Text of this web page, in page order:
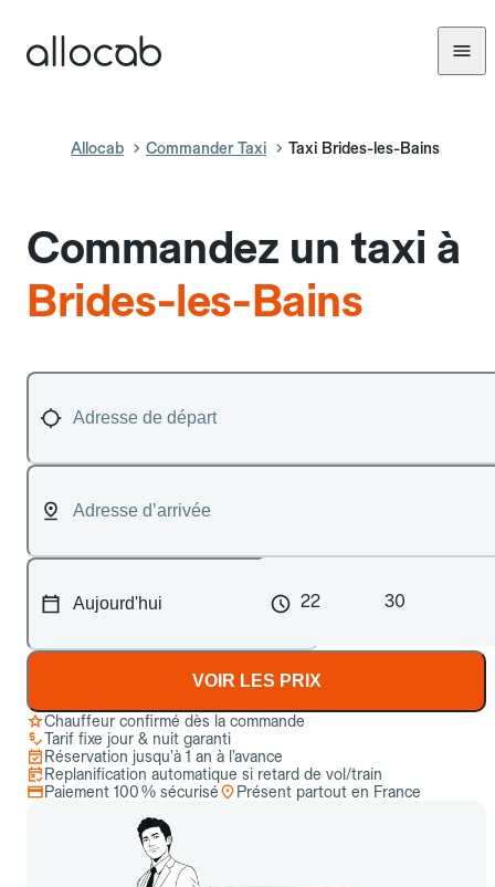
Allocab Commander Taxi Taxi Brides-les-Bains
Commandez un taxi à
Brides-les-Bains
22 30
VOIR LES PRIX
Chauffeur confirmé dès la commande
Tarif fixe jour & nuit garanti
Réservation jusqu’à 1 an à l’avance
Replanification automatique si retard de vol/train
Paiement 100 % sécurisé
Présent partout en France